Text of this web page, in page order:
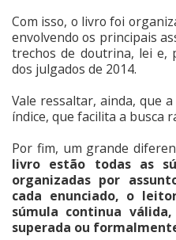
Com isso, o livro foi
envolvendo os principais
trechos de doutrina, lei e,
dos julgados de 2014.
Vale ressaltar, ainda, que
índice, que facilita a busca
Por fim, um grande
livro estão todas as
organizadas por
cada enunciado, o
súmula continua
superada ou